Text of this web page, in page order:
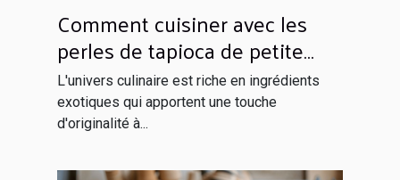
Comment cuisiner avec les
perles de tapioca de petite
taille
L'univers culinaire est riche en ingrédients
exotiques qui apportent une touche
d'originalité à...